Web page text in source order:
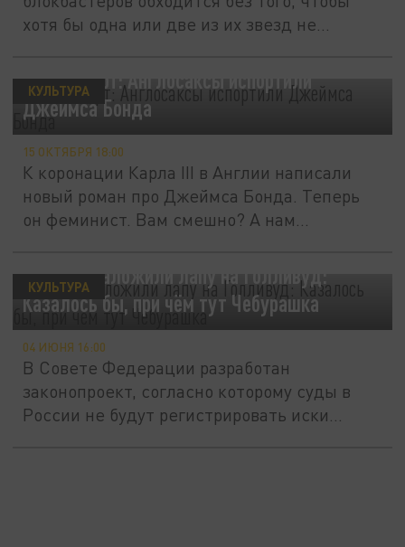
хотя бы одна или две из их звезд не...
Уже не торт: Англосаксы испортили
Джеймса Бонда
КУЛЬТУРА
15 ОКТЯБРЯ 18:00
К коронации Карла III в Англии написали
новый роман про Джеймса Бонда. Теперь
он феминист. Вам смешно? А нам...
Русские наложили лапу на Голливуд:
Казалось бы, при чём тут Чебурашка
КУЛЬТУРА
04 ИЮНЯ 16:00
В Совете Федерации разработан
законопроект, согласно которому суды в
России не будут регистрировать иски...